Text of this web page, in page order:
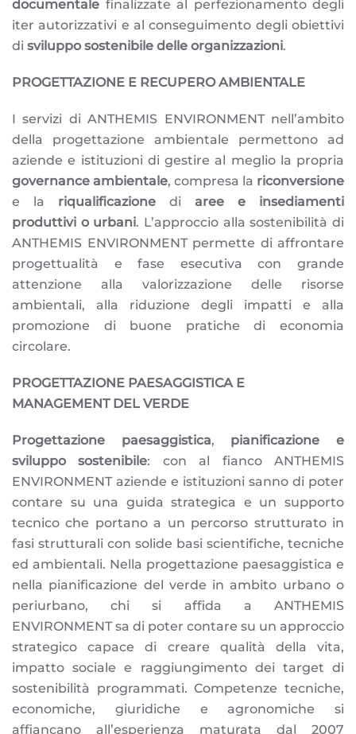
documentale finalizzate al perfezionamento degli
iter autorizzativi e al conseguimento degli obiettivi
di sviluppo sostenibile delle organizzazioni.
PROGETTAZIONE E RECUPERO AMBIENTALE
I servizi di ANTHEMIS ENVIRONMENT nell’ambito
della progettazione ambientale permettono ad
aziende e istituzioni di gestire al meglio la propria
governance ambientale, compresa la riconversione
e la riqualificazione di aree e insediamenti
produttivi o urbani. L’approccio alla sostenibilità di
ANTHEMIS ENVIRONMENT permette di affrontare
progettualità e fase esecutiva con grande
attenzione alla valorizzazione delle risorse
ambientali, alla riduzione degli impatti e alla
promozione di buone pratiche di economia
circolare.
PROGETTAZIONE PAESAGGISTICA E
MANAGEMENT DEL VERDE
Progettazione paesaggistica, pianificazione e
sviluppo sostenibile: con al fianco ANTHEMIS
ENVIRONMENT aziende e istituzioni sanno di poter
contare su una guida strategica e un supporto
tecnico che portano a un percorso strutturato in
fasi strutturali con solide basi scientifiche, tecniche
ed ambientali. Nella progettazione paesaggistica e
nella pianificazione del verde in ambito urbano o
periurbano, chi si affida a ANTHEMIS
ENVIRONMENT sa di poter contare su un approccio
strategico capace di creare qualità della vita,
impatto sociale e raggiungimento dei target di
sostenibilità programmati. Competenze tecniche,
economiche, giuridiche e agronomiche si
affiancano all’esperienza maturata dal 2007